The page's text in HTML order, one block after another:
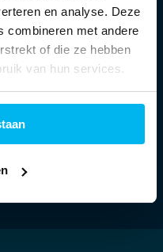
en analyse. Deze
combineren met andere
of die ze hebben
van hun services.